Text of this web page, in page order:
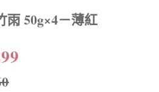
吸晴小配件
雨 50g×4－薄紅